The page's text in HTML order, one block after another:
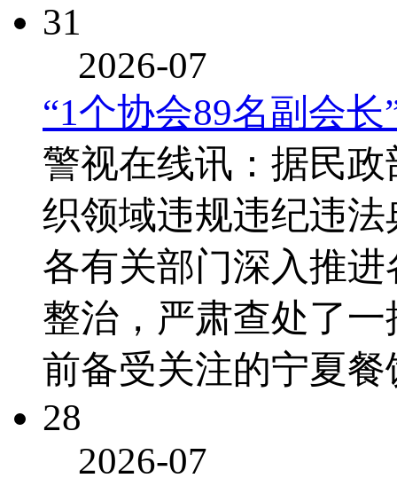
31
2026-07
“1个协会89名副会
警视在线讯：据民
织领域违规违纪违
各有关部门深入推
整治，严肃查处了
前备受关注的宁夏
28
2026-07